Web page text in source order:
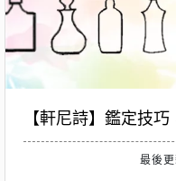
【軒尼詩】鑑定技
最後